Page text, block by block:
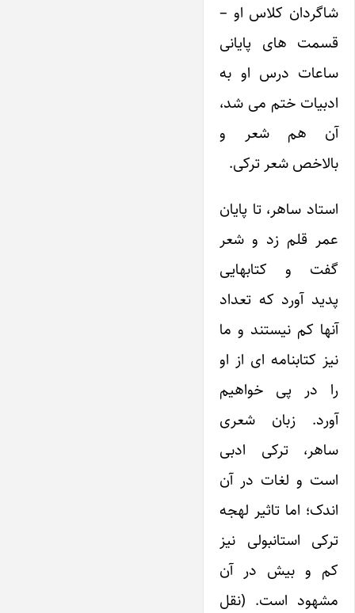
شاگردان کلاس او –
قسمت های پایانی
ساعات درس او به
ادبیات ختم می شد،
آن هم شعر و
بالاخص شعر ترکی.
استاد ساهر، تا پایان
عمر قلم زد و شعر
گفت و کتابهایی
پدید آورد که تعداد
آنها کم نیستند و ما
نیز کتابنامه ای از او
را در پی خواهیم
آورد. زبان شعری
ساهر، ترکی ادبی
است و لغات در آن
اندک؛ اما تاثیر لهجه
ترکی استانبولی نیز
کم و بیش در آن
مشهود است. (نقل